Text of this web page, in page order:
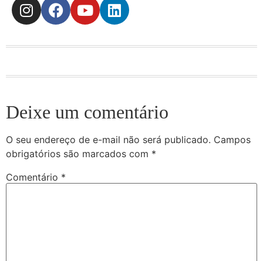
Deixe um comentário
O seu endereço de e-mail não será publicado. Campos
obrigatórios são marcados com *
Comentário *